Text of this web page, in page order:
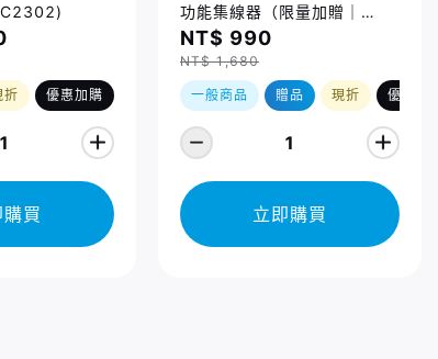
折 優惠加購
1
買
功能集線器（限量加贈｜
U988 class 10 Micro SD
記憶卡 64GB，附 SD 轉卡）
NT$ 990
NT$ 1,680
一般商品 贈品 現折 優惠加購
1
立即購買